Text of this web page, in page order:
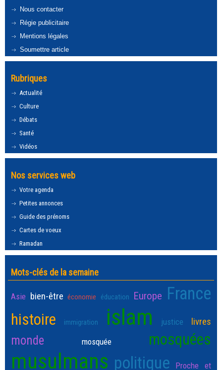
Nous contacter
Régie publicitaire
Mentions légales
Soumettre article
Rubriques
Actualité
Culture
Débats
Santé
Vidéos
Nos services web
Votre agenda
Petites annonces
Guide des prénoms
Cartes de voeux
Ramadan
Mots-clés de la semaine
Asie bien-être économie éducation Europe France
histoire immigration islam justice livres
monde mosquée mosquées
musulmans politique Proche et